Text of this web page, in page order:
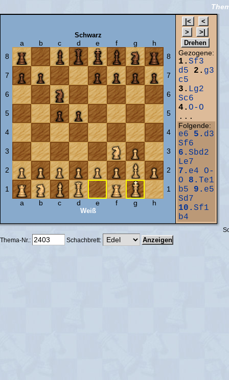
Schwarz
a b c d e f g
h
8
8
7 7
6 6
5 5
4 4
3 3
2 2
1
1
a
b c d e f g h
Weiß
Gezogene:
1. Sf3
d5
2. g3
c5
3. Lg2
Sc6
4. O-O
...
Folgende:
e6 5. d3
Sf6
6. Sbd2
Le7
7. e4
O-
O
8. Te1
b5
9. e5
Sd7
10. Sf1
b4
Thema-Nr.:
Schachbrett: